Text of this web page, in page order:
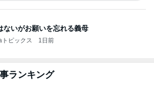
東京Days 旅とグルメと時々仕事
人生を夫婦で楽しむ方法